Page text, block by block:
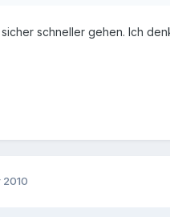
schneller gehen. Ich
2010